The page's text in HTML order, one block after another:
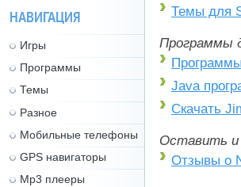
Темы для
Программы
Java
Скачать
Оставить
Отзывы о
НАВИГАЦИЯ
Игры
Программы
Темы
Разное
Мобильные телефоны
GPS навигаторы
Mp3 плееры